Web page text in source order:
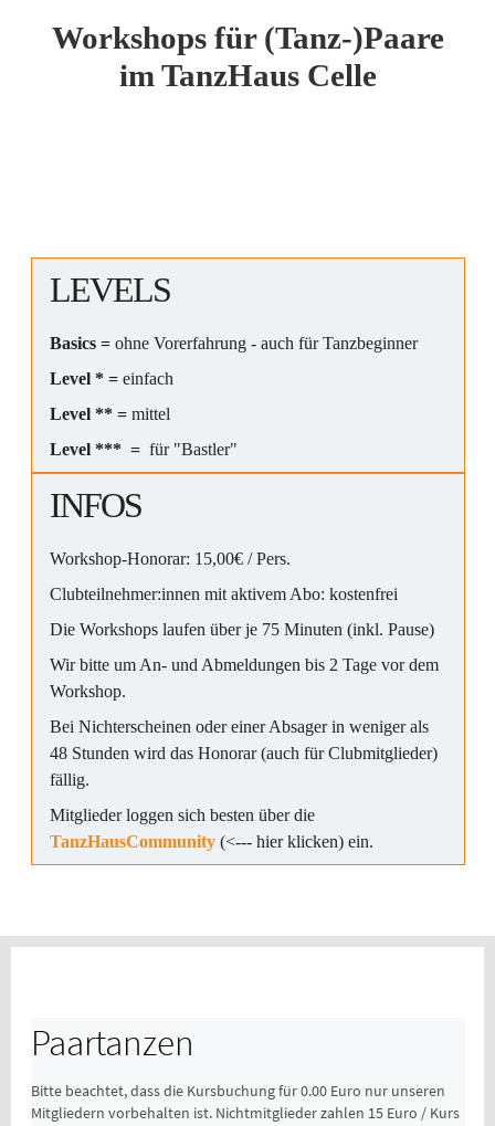
Workshops für (Tanz-)Paare
im TanzHaus Celle
LEVELS
Basics =ohne Vorerfahrung - auch für Tanzbeginner
Level * = einfach
Level ** = mittel
Level *** = für "Bastler"
INFOS
Workshop-Honorar: 15,00€ / Pers.
Clubteilnehmer:innen mit aktivem Abo: kostenfrei
Die Workshops laufen über je 75 Minuten (inkl. Pause)
Wir bitte um An- und Abmeldungen bis 2 Tage vor dem
Workshop.
Bei Nichterscheinen oder einer Absager in weniger als
48 Stunden wird das Honorar (auch für Clubmitglieder)
fällig.
Mitglieder loggen sich besten über die
TanzHausCommunity(<--- hier klicken) ein.